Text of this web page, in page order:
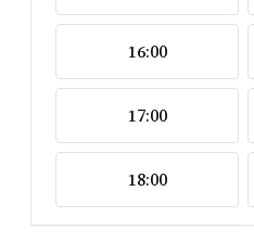
16:00
17:00
18:00